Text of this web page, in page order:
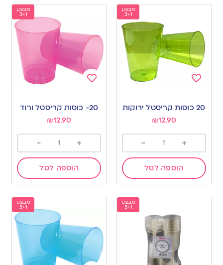
מבצע
3+1
to
wishlist
20 כוסות קריסטל ירוקות
₪12.90
+
-
הוספה לסל
מבצע
3+1
to
wishlist
20- כוסות קריסטל ורוד
₪12.90
+
-
הוספה לסל
מבצע
3+1
מבצע
3+1